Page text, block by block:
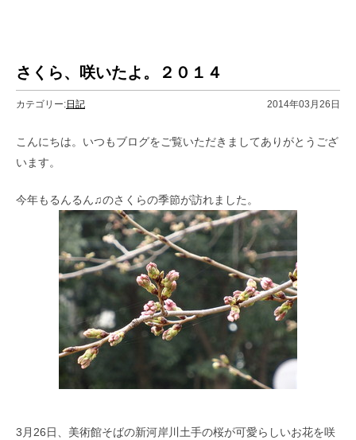
さくら、咲いたよ。２０１４
カテゴリー:日記 2014年03月26日
こんにちは。いつもブログをご覧いただきましてありがとうござ
います。
今年もるんるん♫のさくらの季節が訪れました。
3月26日、美術館そばの新河岸川土手の桜が可愛らしいお花を咲